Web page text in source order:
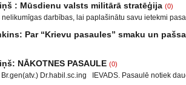
: Mūsdienu valsts militārā stratēģija (0)
nelikumīgas darbības, lai paplašinātu savu ietekmi
aizstāvēšanu pamatots iebrukums Gruzijā. Ukrainā
konfliktu Doņeckas un Luganskas novados. Vai tas
attīstījās notikumi pirms II pasaules kara? Nākamais
Par “Krievu pasaules” smaku un
Biedrības “Latvietis” biedrs, grāmatu autors:
Neizmantoto iespēju laiks Smēķētāji Kāds
dažus teikumus, par krieviem un Krieviju, ar
NĀKOTNES PASAULE (0)
Dr.habil.sc.ing IEVADS. Pasaulē notiek